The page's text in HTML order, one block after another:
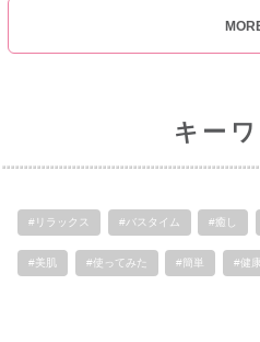
キー
#リラックス #バスタイム #癒し
#美肌 #使ってみた #簡単 #健康